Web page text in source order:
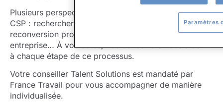
Plusieurs perspectives s’ouvrent dans le cadre d’un
CSP : rechercher un emploi similaire, engager une
reconversion professionnelle, créer ou reprendre une
entreprise… À vos côtés, nos conseillers vous aident
à chaque étape de ce processus.
Votre conseiller Talent Solutions est mandaté par
France Travail pour vous accompagner de manière
individualisée.
Paramètres